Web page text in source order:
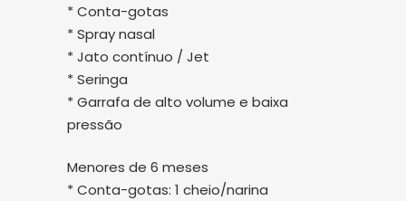
* Conta-gotas
* Spray nasal
* Jato contínuo / Jet
* Seringa
* Garrafa de alto volume e baixa
pressão
Menores de 6 meses
* Conta-gotas: 1 cheio/narina